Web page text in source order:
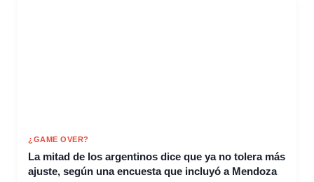
¿GAME OVER?
La mitad de los argentinos dice que ya no tolera más
ajuste, según una encuesta que incluyó a Mendoza